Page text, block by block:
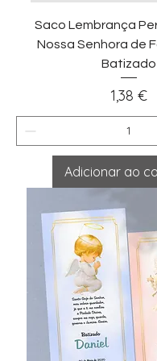
Saco Lembrança
Nossa Senhora de
Batizado
Preço
1,38 €
Adicionar ao